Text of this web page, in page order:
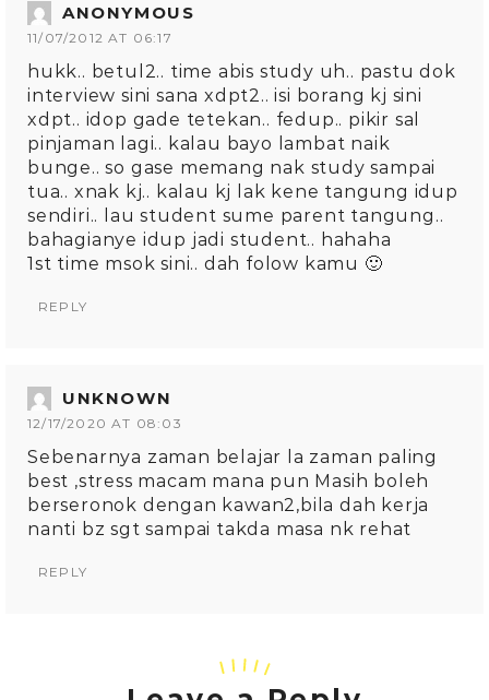
ANONYMOUS
11/07/2012 AT 06:17
hukk.. betul2.. time abis study uh.. pastu dok
interview sini sana xdpt2.. isi borang kj sini
xdpt.. idop gade tetekan.. fedup.. pikir sal
pinjaman lagi.. kalau bayo lambat naik
bunge.. so gase memang nak study sampai
tua.. xnak kj.. kalau kj lak kene tangung idup
sendiri.. lau student sume parent tangung..
bahagianye idup jadi student.. hahaha
1st time msok sini.. dah folow kamu 🙂
REPLY
UNKNOWN
12/17/2020 AT 08:03
Sebenarnya zaman belajar la zaman paling
best ,stress macam mana pun Masih boleh
berseronok dengan kawan2,bila dah kerja
nanti bz sgt sampai takda masa nk rehat
REPLY